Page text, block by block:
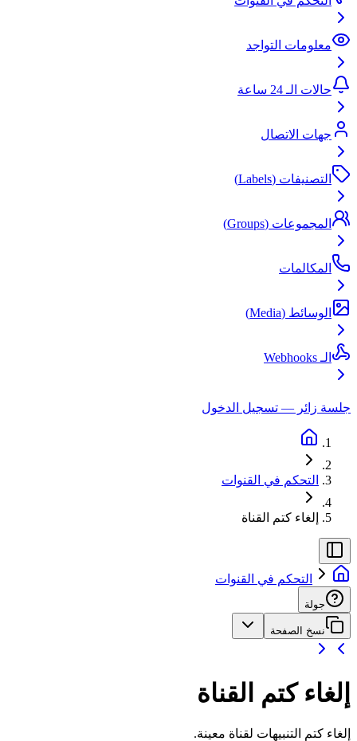
معلومات التواجد
حالات الـ 24 ساعة
جهات الاتصال
التصنيفات (Labels)
المجموعات (Groups)
المكالمات
الوسائط (Media)
الـ Webhooks
جلسة زائر — تسجيل الدخول
التحكم في القنوات
إلغاء كتم القناة
التحكم في القنوات
جولة
نسخ الصفحة
إلغاء كتم القناة
إلغاء كتم التنبيهات لقناة معينة.